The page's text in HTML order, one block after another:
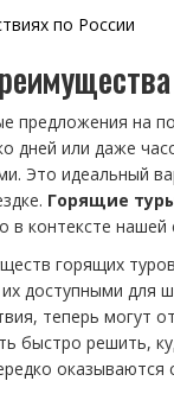
по России
предложения на
дней или даже
Это идеальный
Горящие
в контексте
горящих
доступными для
теперь могут
быстро решить,